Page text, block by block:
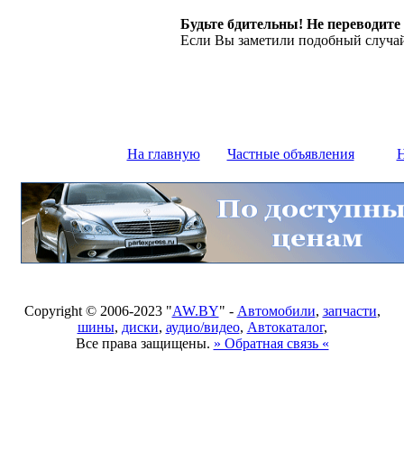
Будьте бдительны! Не
Если Вы заметили подобный
На главную Частные объявления
Copyright © 2006-2023 "AW.BY" - Автомобили, запчасти,
шины, диски, аудио/видео, Автокаталог,
Все права защищены. » Обратная связь «